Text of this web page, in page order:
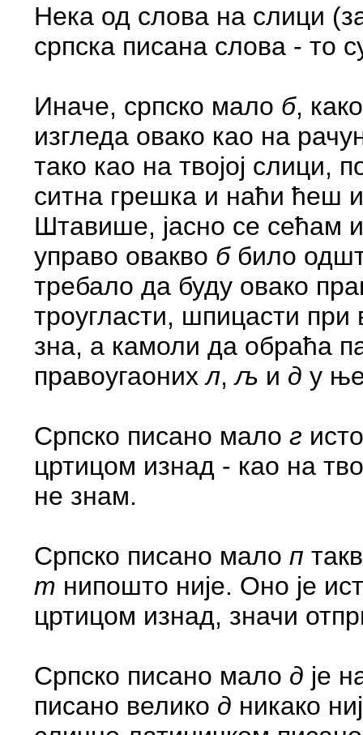
Нека од слова на слици
српска писана слова - то
Иначе, српско мало б,
изгледа овако као на
тако као на твојој слици,
ситна грешка и наћи ћеш
Штавише, јасно се сећам
управо овакво ббило
требало да буду овако
троугласти, шпицасти при
зна, а камоли да обраћа
правоугаонихл,љ и д у
Српско писано малог
цртицом изнад - као на
не знам.
Српско писано малоп
т нипошто није. Оно је
цртицом изнад, значи
Српско писано мало д је
писано велико д никако